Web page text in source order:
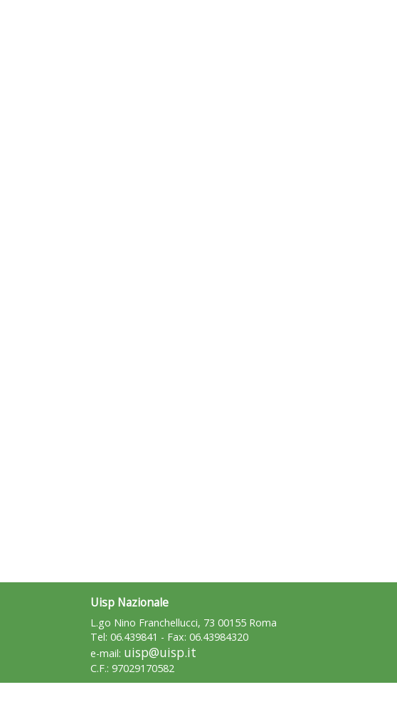
Uisp Nazionale
L.go Nino Franchellucci, 73 00155 Roma
Tel: 06.439841 - Fax: 06.43984320
e-mail: uisp@uisp.it
C.F.: 97029170582